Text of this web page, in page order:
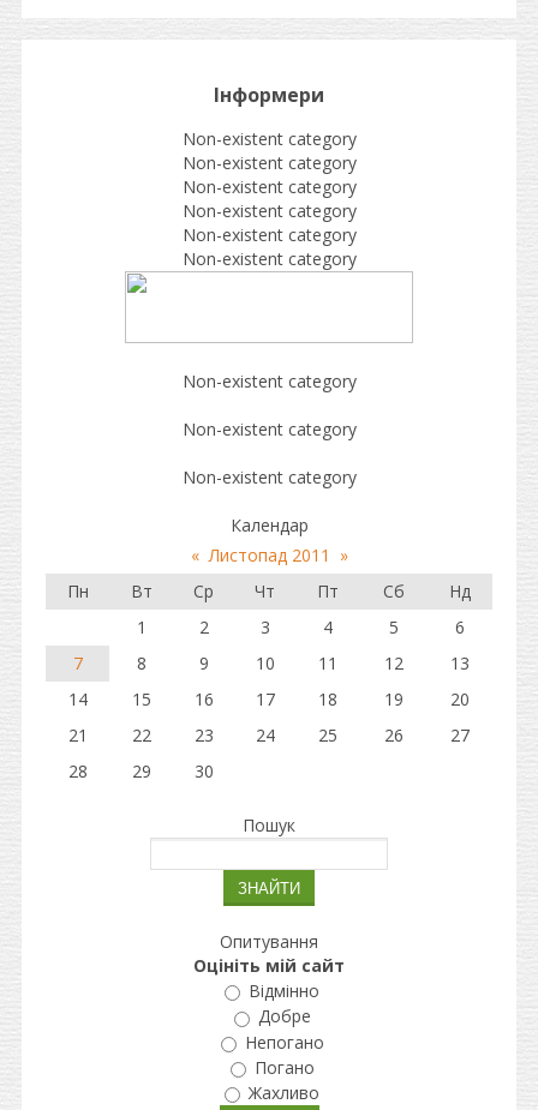
Інформери
Non-existent category
Non-existent category
Non-existent category
Non-existent category
Non-existent category
Non-existent category
Non-existent category
Non-existent category
Non-existent category
Календар
« Листопад 2011
»
Пн
Вт Ср Чт Пт Сб
Нд
1
2 3 4 5
6
7
8 9 10 11 12
13
14
15 16 17 18 19
20
21
22 23 24 25 26
27
28
29 30
Пошук
Опитування
Оцініть мій сайт
Відмінно
Добре
Непогано
Погано
Жахливо